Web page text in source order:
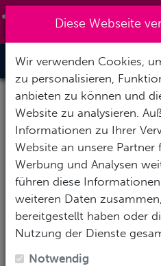
Fortbildungskurse
Taucher
Diese Webseite
Wir verwenden Cookies,
zu personalisieren,
anbieten zu können und
Website zu analysieren.
Informationen zu Ihrer
Website an unsere Partner
Werbung und Analysen
führen diese
weiteren Daten
bereitgestellt haben oder
Nutzung der Dienste
Notwendig